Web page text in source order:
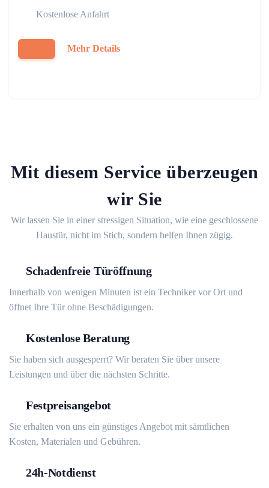
Kostenlose Anfahrt
Mehr Details
Mit diesem Service überzeugen
wir Sie
Wir lassen Sie in einer stressigen Situation, wie eine geschlossene
Haustür, nicht im Stich, sondern helfen Ihnen zügig.
Schadenfreie Türöffnung
Innerhalb von wenigen Minuten ist ein Techniker vor Ort und
öffnet Ihre Tür ohne Beschädigungen.
Kostenlose Beratung
Sie haben sich ausgesperrt? Wir beraten Sie über unsere
Leistungen und über die nächsten Schritte.
Festpreisangebot
Sie erhalten von uns ein günstiges Angebot mit sämtlichen
Kosten, Materialen und Gebühren.
24h-Notdienst